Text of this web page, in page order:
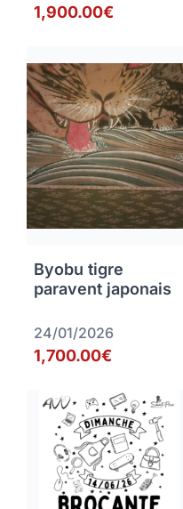
1,900.00€
Byobu tigre
paravent japonais
24/01/2026
1,700.00€